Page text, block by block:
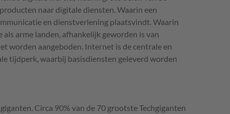
naar digitale diensten. Waarin een
en dienstverlening plaatsvindt. Waarin
arme landen, afhankelijk geworden is van
worden aangeboden. Internet is de centrale en
tijdperk, waarbij basisdiensten geleverd worden
Circa 90% van de 70 grootste Techgiganten